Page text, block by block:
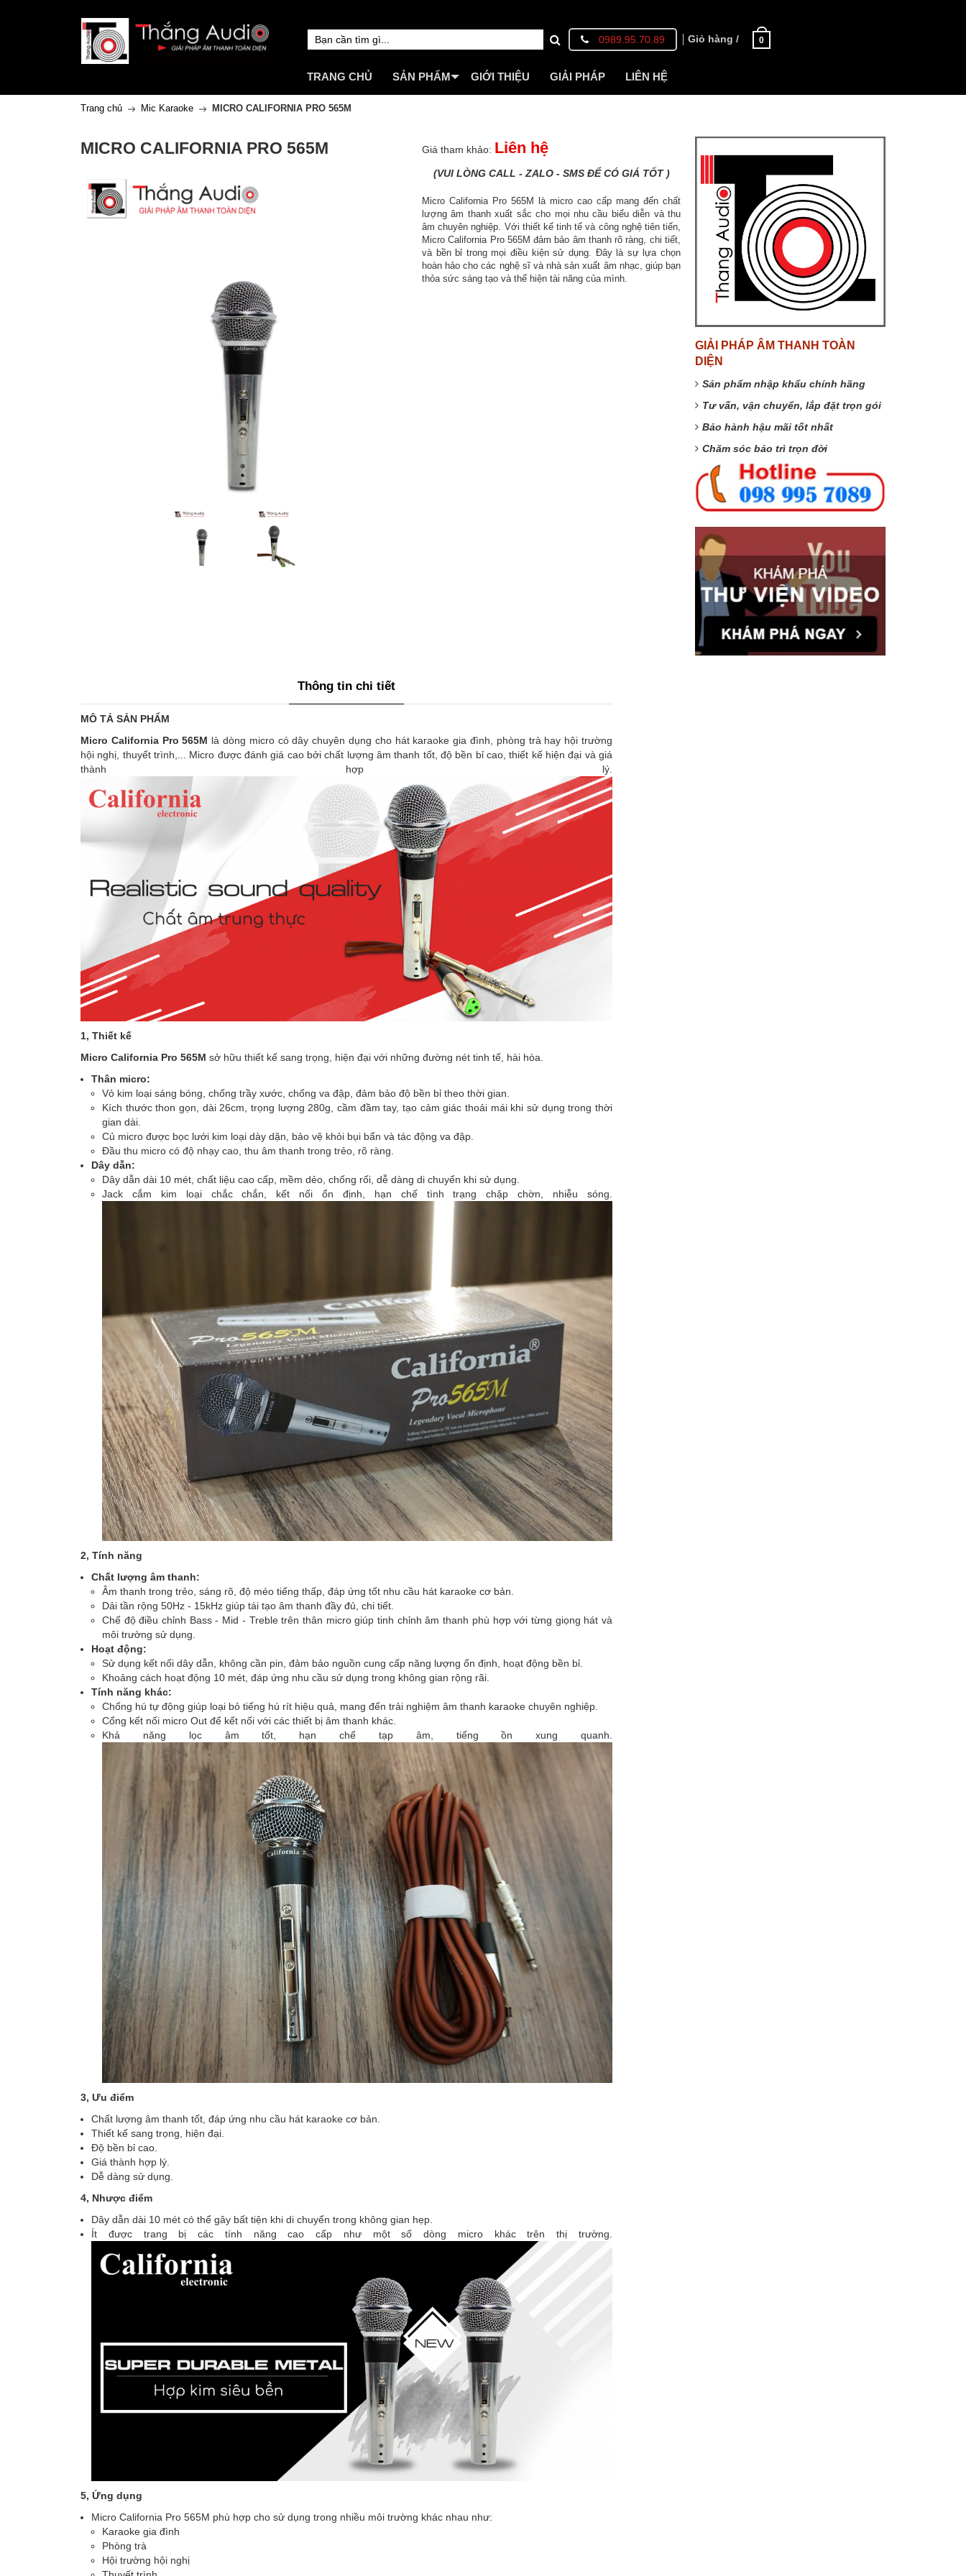
0989.95.70.89 Giỏ hàng / 0
TRANG CHỦ SẢN PHẨM GIỚI THIỆU GIẢI PHÁP LIÊN HỆ
Trang chủ Mic Karaoke MICRO CALIFORNIA PRO 565M
MICRO CALIFORNIA PRO 565M Giá tham khảo: Liên hệ
(VUI LÒNG CALL - ZALO - SMS ĐỂ CÓ GIÁ TỐT )
Micro California Pro 565M là micro cao cấp mang đến chất
lượng âm thanh xuất sắc cho mọi nhu cầu biểu diễn và thu
âm chuyên nghiệp. Với thiết kế tinh tế và công nghệ tiên tiến,
Micro California Pro 565M đảm bảo âm thanh rõ ràng, chi tiết,
và bền bỉ trong mọi điều kiện sử dụng. Đây là sự lựa chọn
hoàn hảo cho các nghệ sĩ và nhà sản xuất âm nhạc, giúp bạn
thỏa sức sáng tạo và thể hiện tài năng của mình.
GIẢI PHÁP ÂM THANH TOÀN
DIỆN
Sản phẩm nhập khẩu chính hãng
Tư vấn, vận chuyển, lắp đặt trọn gói
Bảo hành hậu mãi tốt nhất
Chăm sóc bảo trì trọn đời
Thông tin chi tiết
MÔ TẢ SẢN PHẨM
Micro California Pro 565M là dòng micro có dây chuyên dụng cho hát karaoke gia đình, phòng trà hay hội trường
hội nghị, thuyết trình,... Micro được đánh giá cao bởi chất lượng âm thanh tốt, độ bền bỉ cao, thiết kế hiện đại và giá
thành hợp lý.
1, Thiết kế
Micro California Pro 565M sở hữu thiết kế sang trọng, hiện đại với những đường nét tinh tế, hài hòa.
Thân micro:
Vỏ kim loại sáng bóng, chống trầy xước, chống va đập, đảm bảo độ bền bỉ theo thời gian.
Kích thước thon gọn, dài 26cm, trọng lượng 280g, cầm đầm tay, tạo cảm giác thoải mái khi sử dụng trong thời
gian dài.
Củ micro được bọc lưới kim loại dày dặn, bảo vệ khỏi bụi bẩn và tác động va đập.
Đầu thu micro có độ nhạy cao, thu âm thanh trong trẻo, rõ ràng.
Dây dẫn:
Dây dẫn dài 10 mét, chất liệu cao cấp, mềm dẻo, chống rối, dễ dàng di chuyển khi sử dụng.
Jack cắm kim loại chắc chắn, kết nối ổn định, hạn chế tình trạng chập chờn, nhiễu sóng.
2, Tính năng
Chất lượng âm thanh:
Âm thanh trong trẻo, sáng rõ, độ méo tiếng thấp, đáp ứng tốt nhu cầu hát karaoke cơ bản.
Dải tần rộng 50Hz - 15kHz giúp tái tạo âm thanh đầy đủ, chi tiết.
Chế độ điều chỉnh Bass - Mid - Treble trên thân micro giúp tinh chỉnh âm thanh phù hợp với từng giọng hát và
môi trường sử dụng.
Hoạt động:
Sử dụng kết nối dây dẫn, không cần pin, đảm bảo nguồn cung cấp năng lượng ổn định, hoạt động bền bỉ.
Khoảng cách hoạt động 10 mét, đáp ứng nhu cầu sử dụng trong không gian rộng rãi.
Tính năng khác:
Chống hú tự động giúp loại bỏ tiếng hú rít hiệu quả, mang đến trải nghiệm âm thanh karaoke chuyên nghiệp.
Cổng kết nối micro Out để kết nối với các thiết bị âm thanh khác.
Khả năng lọc âm tốt, hạn chế tạp âm, tiếng ồn xung quanh.
3, Ưu điểm
Chất lượng âm thanh tốt, đáp ứng nhu cầu hát karaoke cơ bản.
Thiết kế sang trọng, hiện đại.
Độ bền bỉ cao.
Giá thành hợp lý.
Dễ dàng sử dụng.
4, Nhược điểm
Dây dẫn dài 10 mét có thể gây bất tiện khi di chuyển trong không gian hẹp.
Ít được trang bị các tính năng cao cấp như một số dòng micro khác trên thị trường.
5, Ứng dụng
Micro California Pro 565M phù hợp cho sử dụng trong nhiều môi trường khác nhau như:
Karaoke gia đình
Phòng trà
Hội trường hội nghị